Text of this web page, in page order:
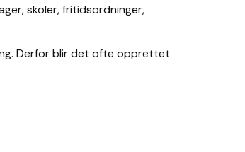
skoler, fritidsordninger,
Derfor blir det ofte opprettet